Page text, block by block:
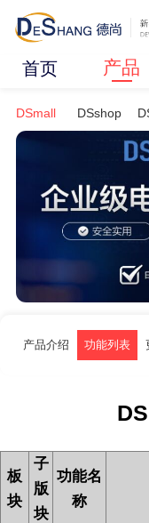
首页 产品
DSmall DSshop
产品介绍 功能列表
板
块
子
版
块
功能名
称